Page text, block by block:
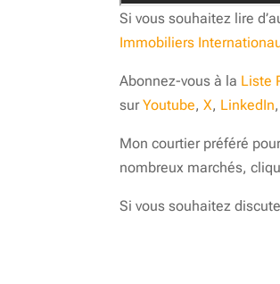
Si vous souhaitez lire
Immobiliers
Abonnez-vous à la Liste
surYoutube,X, LinkedIn,
Mon courtier préféré
nombreux marchés,
Si vous souhaitez